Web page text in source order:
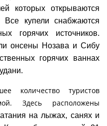
которых открываются
Все купели снабжаются
горячих источников.
онсены Нозава и Сибу
горячих ваннах
количество туристов
Здесь расположены
на лыжах, санях и